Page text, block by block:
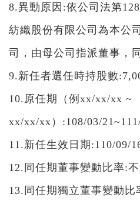
8.異動原因:依公司法第
紡織股份有限公司為本公
司，由母公司指派董事，
9.新任者選任時持股數
10.原任期（例xx/xx/xx ~
xx/xx/xx）:108/03/
11.新任生效日期:110/09/
12.同任期董事變動比率:不
13.同任期獨立董事變動比